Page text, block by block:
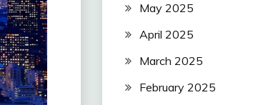
May 2025
April 2025
March 2025
February 2025